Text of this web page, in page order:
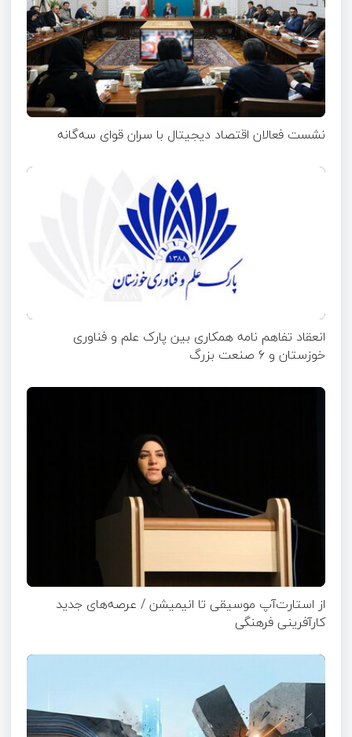
نشست فعالان اقتصاد دیجیتال با سران قوای سه‌گانه
انعقاد تفاهم نامه همکاری بین پارک علم و فناوری
خوزستان و ۶ صنعت بزرگ
از استارت‌آپ موسیقی تا انیمیشن / عرصه‌های جدید
کارآفرینی فرهنگی